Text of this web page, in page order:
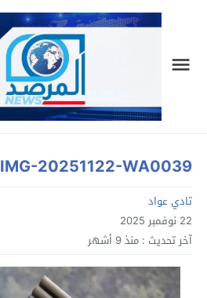
IMG-20251122-WA0039
تادي عواد
22 نوفمبر 2025
آخر تحديث : منذ 9 أشهر